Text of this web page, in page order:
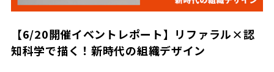
Biz
即
戦
【6/20開催イベントレポート】リファラル×認
知科学で描く！新時代の組織デザイン